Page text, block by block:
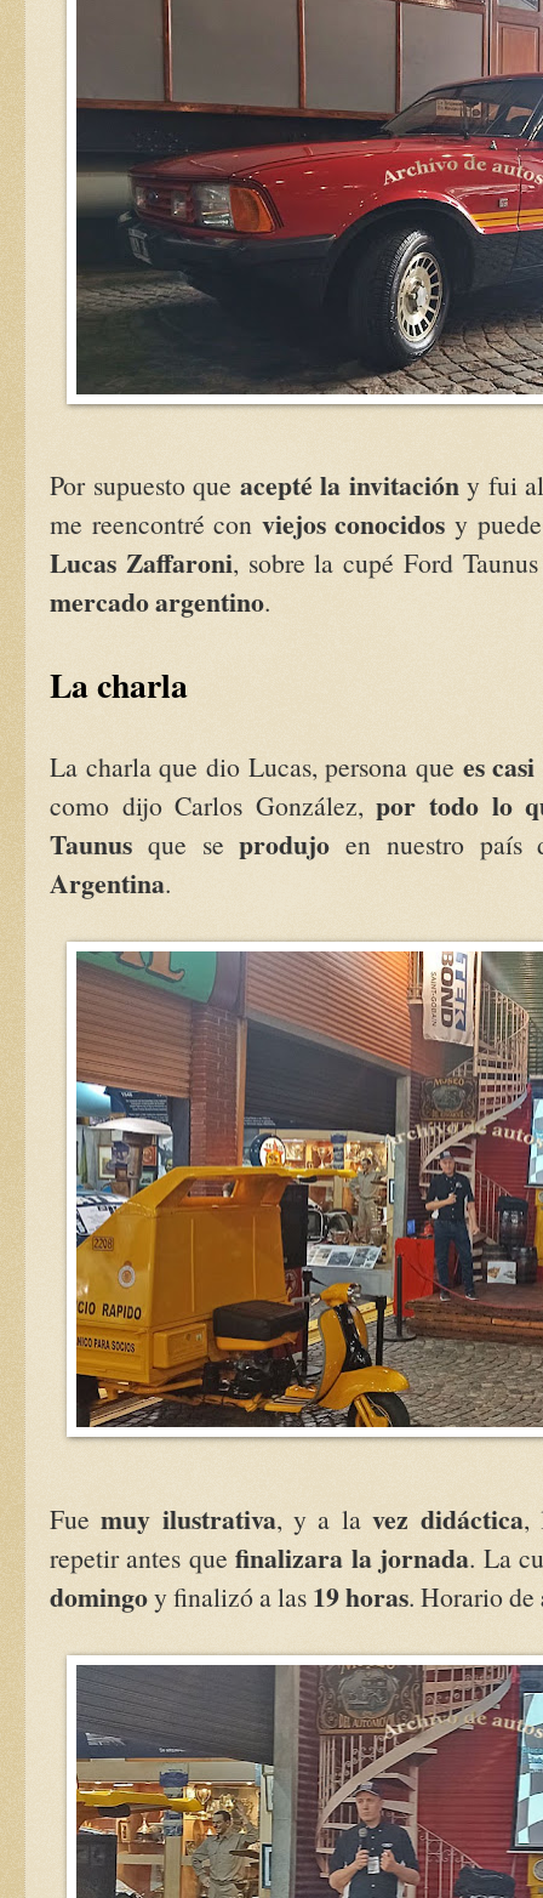
Por supuesto que acepté la invitacióny fui al
me reencontré con viejos conocidos y
Lucas Zaffaroni, sobre la cupé Ford
mercado argentino.
La charla
La charla que dio Lucas, persona que es
como dijo Carlos González,por todo lo
Taunus que seprodujo en nuestro
Argentina.
Fuemuy ilustrativa, y a lavez didáctica,
repetir antes quefinalizara la jornada. La
domingoy finalizó a las 19 horas. Horario de